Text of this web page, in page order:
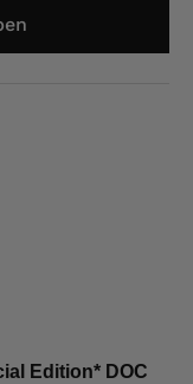
Edition* DOC